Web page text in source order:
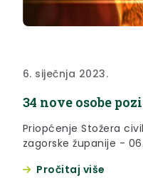
6. siječnja 2023.
34 nove osobe
Priopćenje Stožera
zagorske županije -
Pročitaj više